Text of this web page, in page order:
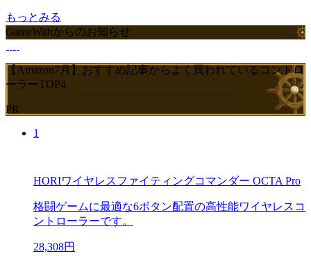
もっとみる
GameWithからのお知らせ
【Amazon7月】おすすめ記事からよく買われているコントロ
ーラーTOP4
PR
1
HORIワイヤレスファイティングコマンダー OCTA Pro
格闘ゲームに最適な6ボタン配置の高性能ワイヤレスコ
ントローラーです。
28,308円